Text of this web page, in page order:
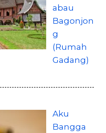
abau
Bagonjon
g
(Rumah
Gadang)
Aku
Bangga